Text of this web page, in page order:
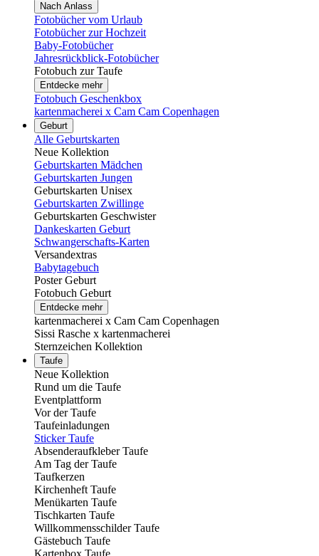
Nach Anlass
Fotobücher vom Urlaub
Fotobücher zur Hochzeit
Baby-Fotobücher
Jahresrückblick-Fotobücher
Fotobuch zur Taufe
Entdecke mehr
Fotobuch Geschenkbox
kartenmacherei x Cam Cam Copenhagen
Geburt
Alle Geburtskarten
Neue Kollektion
Geburtskarten Mädchen
Geburtskarten Jungen
Geburtskarten Unisex
Geburtskarten Zwillinge
Geburtskarten Geschwister
Dankeskarten Geburt
Schwangerschafts-Karten
Versandextras
Babytagebuch
Poster Geburt
Fotobuch Geburt
Entdecke mehr
kartenmacherei x Cam Cam Copenhagen
Sissi Rasche x kartenmacherei
Sternzeichen Kollektion
Taufe
Neue Kollektion
Rund um die Taufe
Eventplattform
Vor der Taufe
Taufeinladungen
Sticker Taufe
Absenderaufkleber Taufe
Am Tag der Taufe
Taufkerzen
Kirchenheft Taufe
Menükarten Taufe
Tischkarten Taufe
Willkommensschilder Taufe
Gästebuch Taufe
Kartenbox Taufe